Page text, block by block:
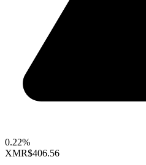
0.22%
XMR$406.56